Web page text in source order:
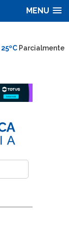
MENU
25ºC Parcialmente